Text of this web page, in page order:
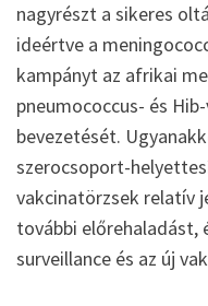
nagyrészt a sikeres
ideértve a
kampányt az afrikai
pneumococcus- és
bevezetését.
szerocsoport-
vakcinatörzsek relatív
további előrehaladást,
surveillance és az új